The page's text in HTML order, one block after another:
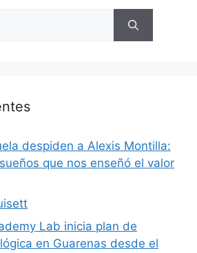
despiden a Alexis Montilla:
que nos enseñó el valor
Lab inicia plan de
en Guarenas desde el